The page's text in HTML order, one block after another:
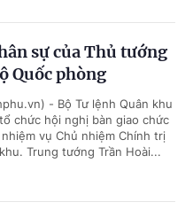
sự của Thủ tướng
Quốc phòng
- Bộ Tư lệnh Quân khu
chức hội nghị bàn giao chức
vụ Chủ nhiệm Chính trị
Trung tướng Trần Hoài...